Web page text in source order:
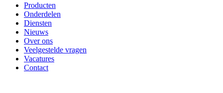
Producten
Onderdelen
Diensten
Nieuws
Over ons
Veelgestelde vragen
Vacatures
Contact